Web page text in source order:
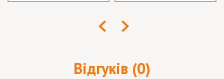
Відгуків (0)